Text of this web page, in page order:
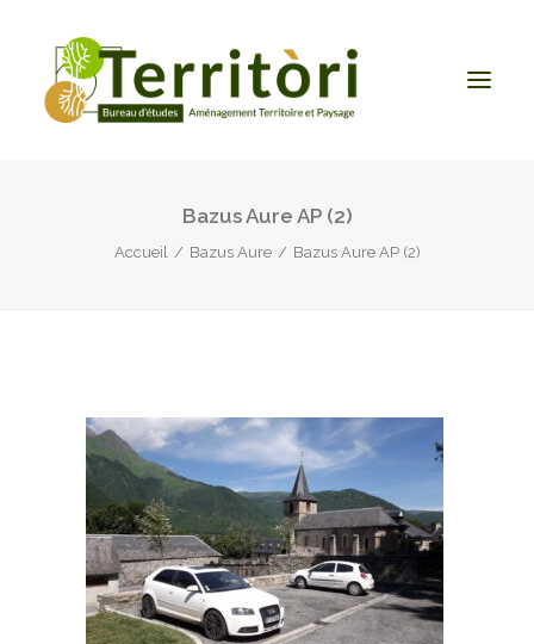
LE BUREAU
Bazus Aure AP (2)
Accueil Bazus Aure Bazus Aure AP (2)